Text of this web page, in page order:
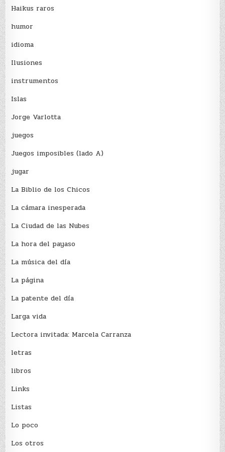
Haikus raros
humor
idioma
Ilusiones
instrumentos
Islas
Jorge Varlotta
juegos
Juegos imposibles (lado A)
jugar
La Biblio de los Chicos
La cámara inesperada
La Ciudad de las Nubes
La hora del payaso
La música del día
La página
La patente del día
Larga vida
Lectora invitada: Marcela Carranza
letras
libros
Links
Listas
Lo poco
Los otros